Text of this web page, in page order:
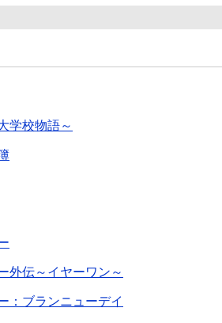
学校物語～
外伝～イヤーワン～
：ブランニューデイ